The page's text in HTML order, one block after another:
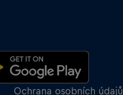
Ochrana osobních údajů